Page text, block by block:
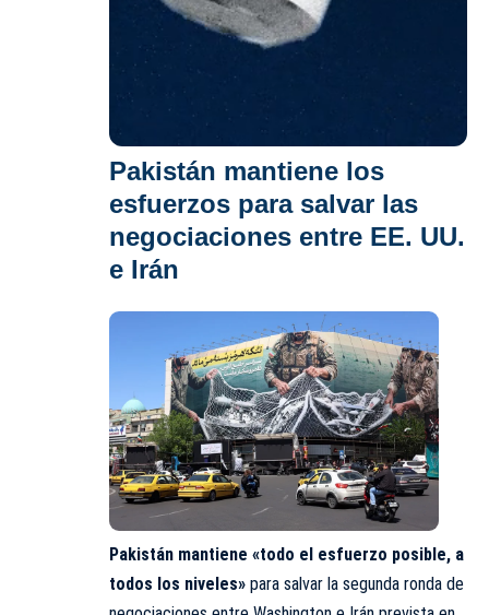
Pakistán mantiene los
esfuerzos para salvar las
negociaciones entre EE. UU.
e Irán
Pakistán mantiene «todo el esfuerzo posible, a
todos los niveles» para salvar la segunda ronda de